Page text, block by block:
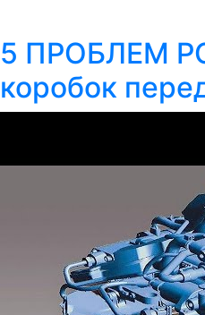
5 ПРОБЛЕМ
коробок